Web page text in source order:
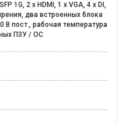
1G, 2 x HDMI, 1 x VGA, 4 x DI,
два встроенных блока
В пост., рабочая температура
ПЗУ / ОС